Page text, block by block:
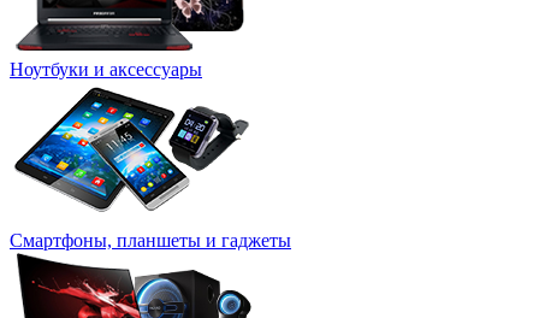
Ноутбуки и аксессуары
Смартфоны, планшеты и гаджеты